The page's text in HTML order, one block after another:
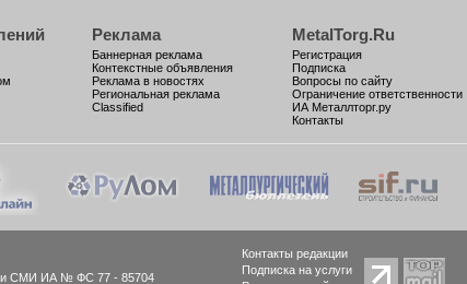
Реклама
Баннерная реклама
Контекстные объявления
Реклама в новостях
Региональная реклама
Classified
MetalTorg.Ru
Регистрация
Подписка
Вопросы по сайту
Ограничение ответственности
ИА Металлторг.ру
Контакты
СМИ ИА № ФС 77 - 85704
Контакты редакции
Подписка на услуги